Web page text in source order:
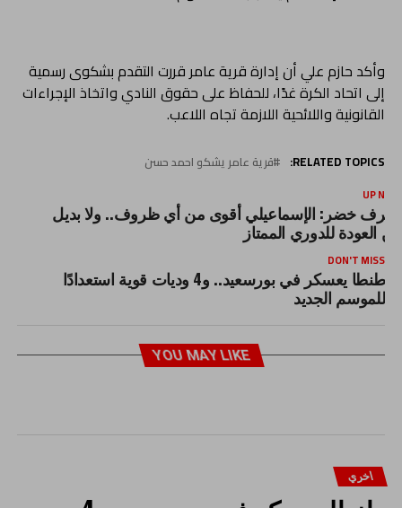
وأكد حازم علي أن إدارة قرية عامر قررت التقدم بشكوى رسمية
إلى اتحاد الكرة غدًا، للحفاظ على حقوق النادي واتخاذ الإجراءات
القانونية واللائحية اللازمة تجاه اللاعب.
RELATED TOPICS: قرية عامر يشكو احمد حسن
UP
خضر: الإسماعيلي أقوى من أي ظروف.. ولا بديل
العودة للدوري الممتاز
DON'T MISS
طنطا يعسكر في بورسعيد.. و4 وديات قوية استعدادًا
للموسم الجديد
YOU MAY LIKE
اخري